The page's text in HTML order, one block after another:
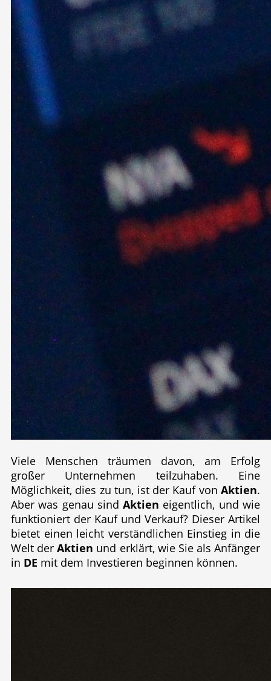
Viele Menschen träumen davon, am Erfolg
großer Unternehmen teilzuhaben. Eine
Möglichkeit, dies zu tun, ist der Kauf von Aktien.
Aber was genau sindAktien eigentlich, und wie
funktioniert der Kauf und Verkauf? Dieser Artikel
bietet einen leicht verständlichen Einstieg in die
Welt derAktien und erklärt, wie Sie als Anfänger
in DE mit dem Investieren beginnen können.